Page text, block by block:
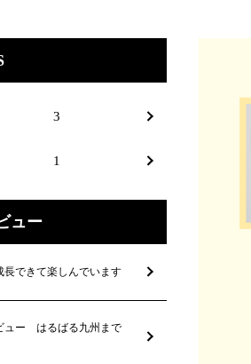
3
1
ュー
長できて楽しんでいます
ュー はるばる九州まで